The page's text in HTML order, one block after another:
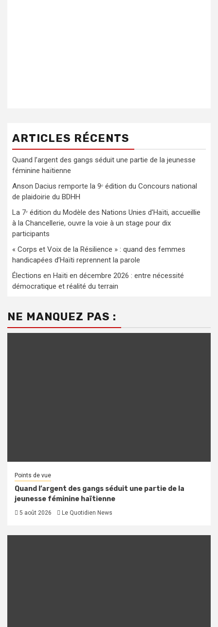
ARTICLES RÉCENTS
Quand l’argent des gangs séduit une partie de la jeunesse
féminine haïtienne
Anson Dacius remporte la 9ᵉ édition du Concours national
de plaidoirie du BDHH
La 7ᵉ édition du Modèle des Nations Unies d’Haïti, accueillie
à la Chancellerie, ouvre la voie à un stage pour dix
participants
« Corps et Voix de la Résilience » : quand des femmes
handicapées d’Haïti reprennent la parole
Élections en Haïti en décembre 2026 : entre nécessité
démocratique et réalité du terrain
NE MANQUEZ PAS :
Points de vue
Quand l’argent des gangs séduit une partie de la
jeunesse féminine haïtienne
5 août 2026 Le Quotidien News